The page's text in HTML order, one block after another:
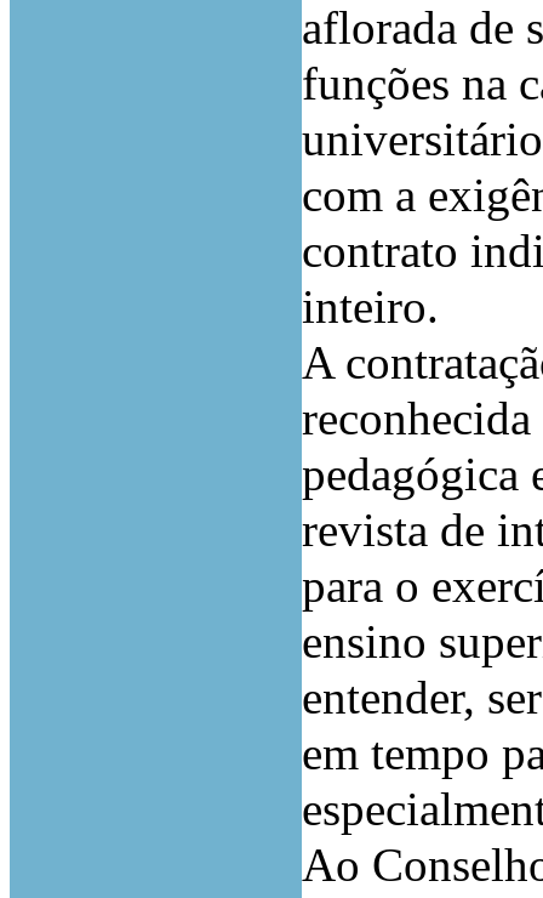
aflorada de
funções na
com a
contrato
inteiro.
A
pedagógica
revista de
para o
ensino
entender,
em tempo
Ao